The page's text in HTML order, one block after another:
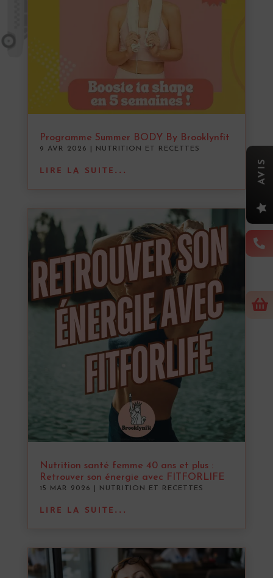
Programme Summer BODY By Brooklynfit
9 AVR 2026 NUTRITION ET RECETTES
LIRE LA SUITE...
Nutrition santé femme 40 ans et plus :
Retrouver son énergie avec FITFORLIFE
15 MAR 2026 NUTRITION ET RECETTES
LIRE LA SUITE...



AVIS